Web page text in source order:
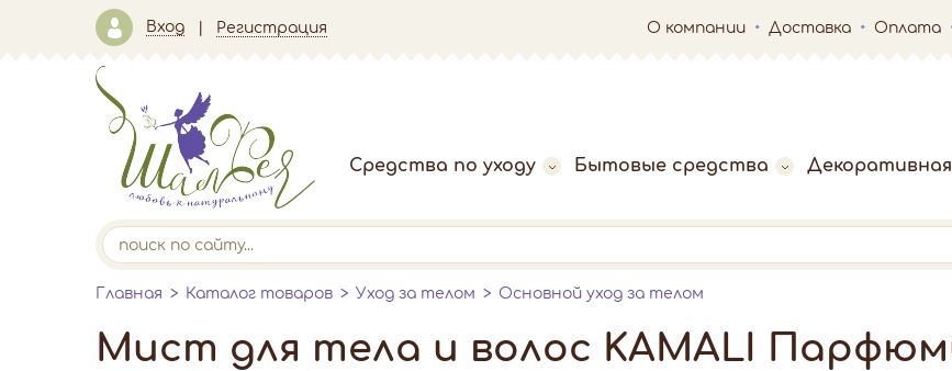
Вход Регистрация О компании Доставка Оплата
Средства по уходу Бытовые средства
Главная Каталог товаров Уход за телом Основной уход за телом
Мист для тела и волос KAMALI